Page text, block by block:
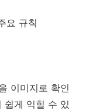
요 규칙
이미지로 확인
쉽게 익힐 수 있